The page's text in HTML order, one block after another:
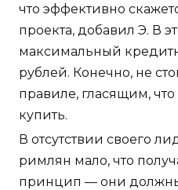
что эффективно
проекта, добавил Э. В
максимальный
рублей. Конечно, не
правиле, гласящим, что
купить.
В отсутствии своего
римлян мало, что
принцип — они